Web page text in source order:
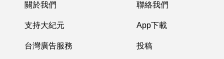
關於我們 聯絡我們
支持大紀元 App下載
台灣廣告服務 投稿